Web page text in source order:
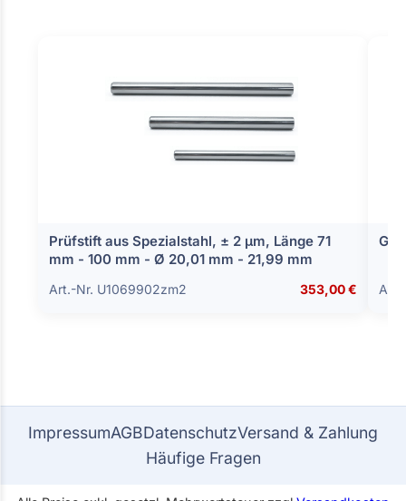
Prüfstift aus Spezialstahl, ± 2 µm, Länge 71
mm - 100 mm - Ø 20,01 mm - 21,99 mm
Art.-Nr. U1069902zm2 353,00 €
ImpressumAGBDatenschutzVersand & Zahlung
Häufige Fragen